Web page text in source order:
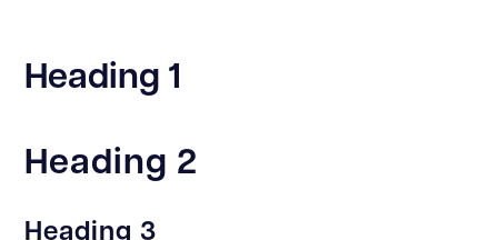
Heading 1
Heading 2
Heading 3